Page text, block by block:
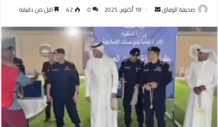
صحيفة الوفاق
أرسل
إلكترونيا
18 أكتوبر، 2025 0
42 اقل من دقيقة